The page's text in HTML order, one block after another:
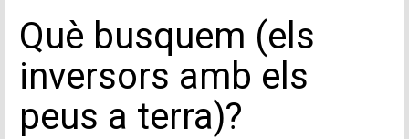
Què busquem (els
inversors amb els
peus a terra)?